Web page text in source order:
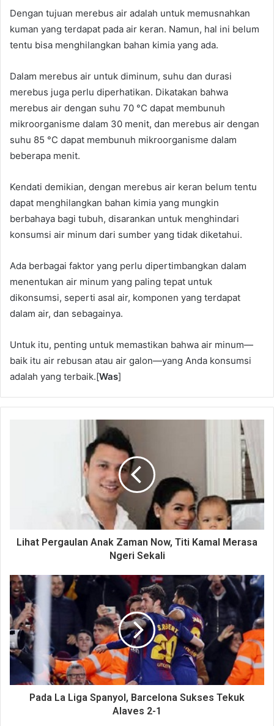
Dengan tujuan merebus air adalah untuk memusnahkan
kuman yang terdapat pada air keran. Namun, hal ini belum
tentu bisa menghilangkan bahan kimia yang ada.
Dalam merebus air untuk diminum, suhu dan durasi
merebus juga perlu diperhatikan. Dikatakan bahwa
merebus air dengan suhu 70 °C dapat membunuh
mikroorganisme dalam 30 menit, dan merebus air dengan
suhu 85 °C dapat membunuh mikroorganisme dalam
beberapa menit.
Kendati demikian, dengan merebus air keran belum tentu
dapat menghilangkan bahan kimia yang mungkin
berbahaya bagi tubuh, disarankan untuk menghindari
konsumsi air minum dari sumber yang tidak diketahui.
Ada berbagai faktor yang perlu dipertimbangkan dalam
menentukan air minum yang paling tepat untuk
dikonsumsi, seperti asal air, komponen yang terdapat
dalam air, dan sebagainya.
Untuk itu, penting untuk memastikan bahwa air minum—
baik itu air rebusan atau air galon—yang Anda konsumsi
adalah yang terbaik.[Was]
Lihat Pergaulan Anak Zaman Now, Titi Kamal Merasa
Ngeri Sekali
Pada La Liga Spanyol, Barcelona Sukses Tekuk
Alaves 2-1